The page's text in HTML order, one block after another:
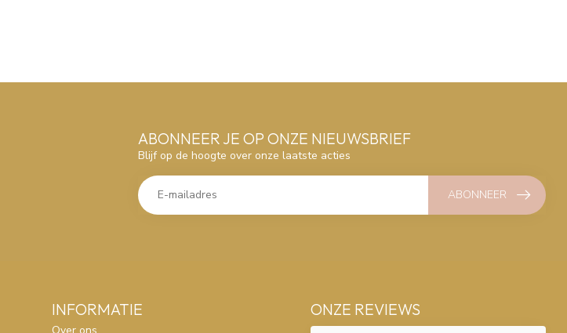
ABONNEER JE OP ONZE NIEUWSBRIEF
Blijf op de hoogte over onze laatste acties
ABONNEER
INFORMATIE ONZE REVIEWS